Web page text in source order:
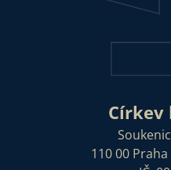
Církev
110 00